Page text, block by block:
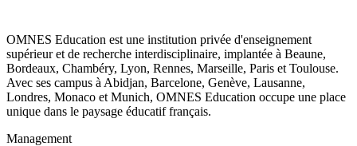
OMNES Education est une institution privée d'enseignement
supérieur et de recherche interdisciplinaire, implantée à Beaune,
Bordeaux, Chambéry, Lyon, Rennes, Marseille, Paris et Toulouse.
Avec ses campus à Abidjan, Barcelone, Genève, Lausanne,
Londres, Monaco et Munich, OMNES Education occupe une place
unique dans le paysage éducatif français.
Management